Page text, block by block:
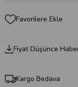
Favorilere Ekle
Fiyat Düşünce
Kargo Bedava